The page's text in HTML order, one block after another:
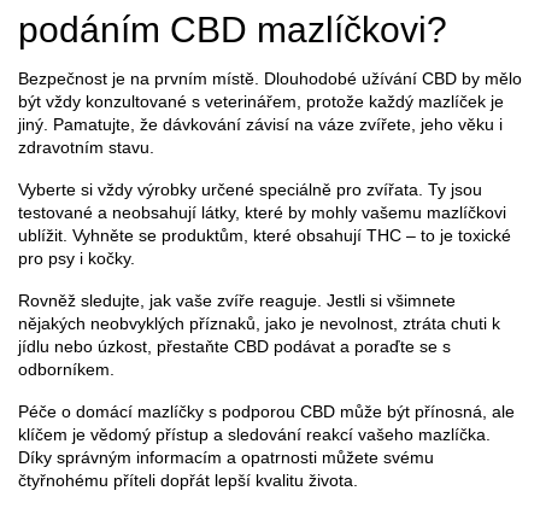
podáním CBD mazlíčkovi?
Bezpečnost je na prvním místě. Dlouhodobé užívání CBD by mělo
být vždy konzultované s veterinářem, protože každý mazlíček je
jiný. Pamatujte, že dávkování závisí na váze zvířete, jeho věku i
zdravotním stavu.
Vyberte si vždy výrobky určené speciálně pro zvířata. Ty jsou
testované a neobsahují látky, které by mohly vašemu mazlíčkovi
ublížit. Vyhněte se produktům, které obsahují THC – to je toxické
pro psy i kočky.
Rovněž sledujte, jak vaše zvíře reaguje. Jestli si všimnete
nějakých neobvyklých příznaků, jako je nevolnost, ztráta chuti k
jídlu nebo úzkost, přestaňte CBD podávat a poraďte se s
odborníkem.
Péče o domácí mazlíčky s podporou CBD může být přínosná, ale
klíčem je vědomý přístup a sledování reakcí vašeho mazlíčka.
Díky správným informacím a opatrnosti můžete svému
čtyřnohému příteli dopřát lepší kvalitu života.